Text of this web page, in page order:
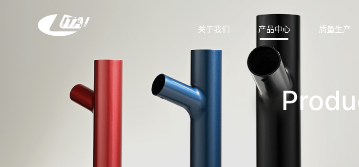
关于我们 产品中心 质量生产